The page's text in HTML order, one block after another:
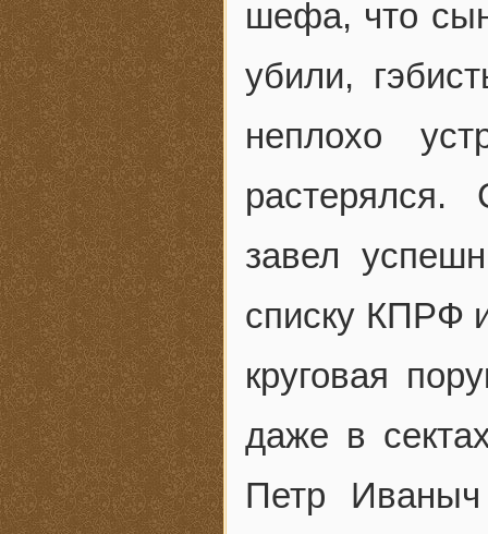
шефа, что
убили,
неплохо
завел
списку КПРФ
круговая
даже в
Петр